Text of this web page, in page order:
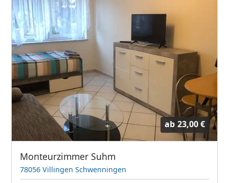
ab 23,00 €
Monteurzimmer Suhm
78056 Villingen Schwenningen